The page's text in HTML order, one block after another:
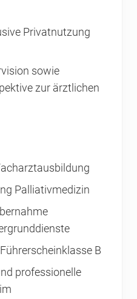
Privatnutzung
sowie
zur ärztlichen
Palliativmedizin
B
professionelle